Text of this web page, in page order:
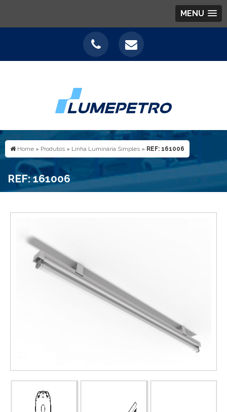
MENU
Home » Produtos » Linha Luminária Simples » REF: 161006
REF: 161006